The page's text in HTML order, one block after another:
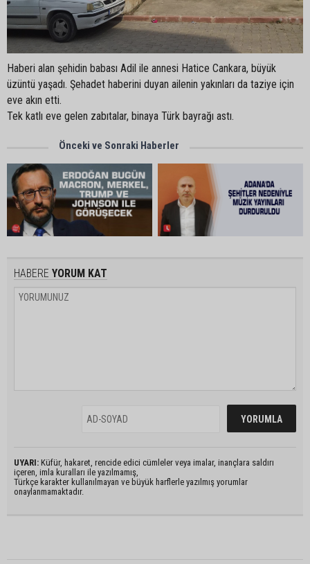
Haberi alan şehidin babası Adil ile annesi Hatice Cankara, büyük
üzüntü yaşadı. Şehadet haberini duyan ailenin yakınları da taziye için
eve akın etti.
Tek katlı eve gelen zabıtalar, binaya Türk bayrağı astı.
Önceki ve Sonraki Haberler
HABERE YORUM KAT
UYARI: Küfür, hakaret, rencide edici cümleler veya imalar, inançlara saldırı
içeren, imla kuralları ile yazılmamış,
Türkçe karakter kullanılmayan ve büyük harflerle yazılmış yorumlar
onaylanmamaktadır.